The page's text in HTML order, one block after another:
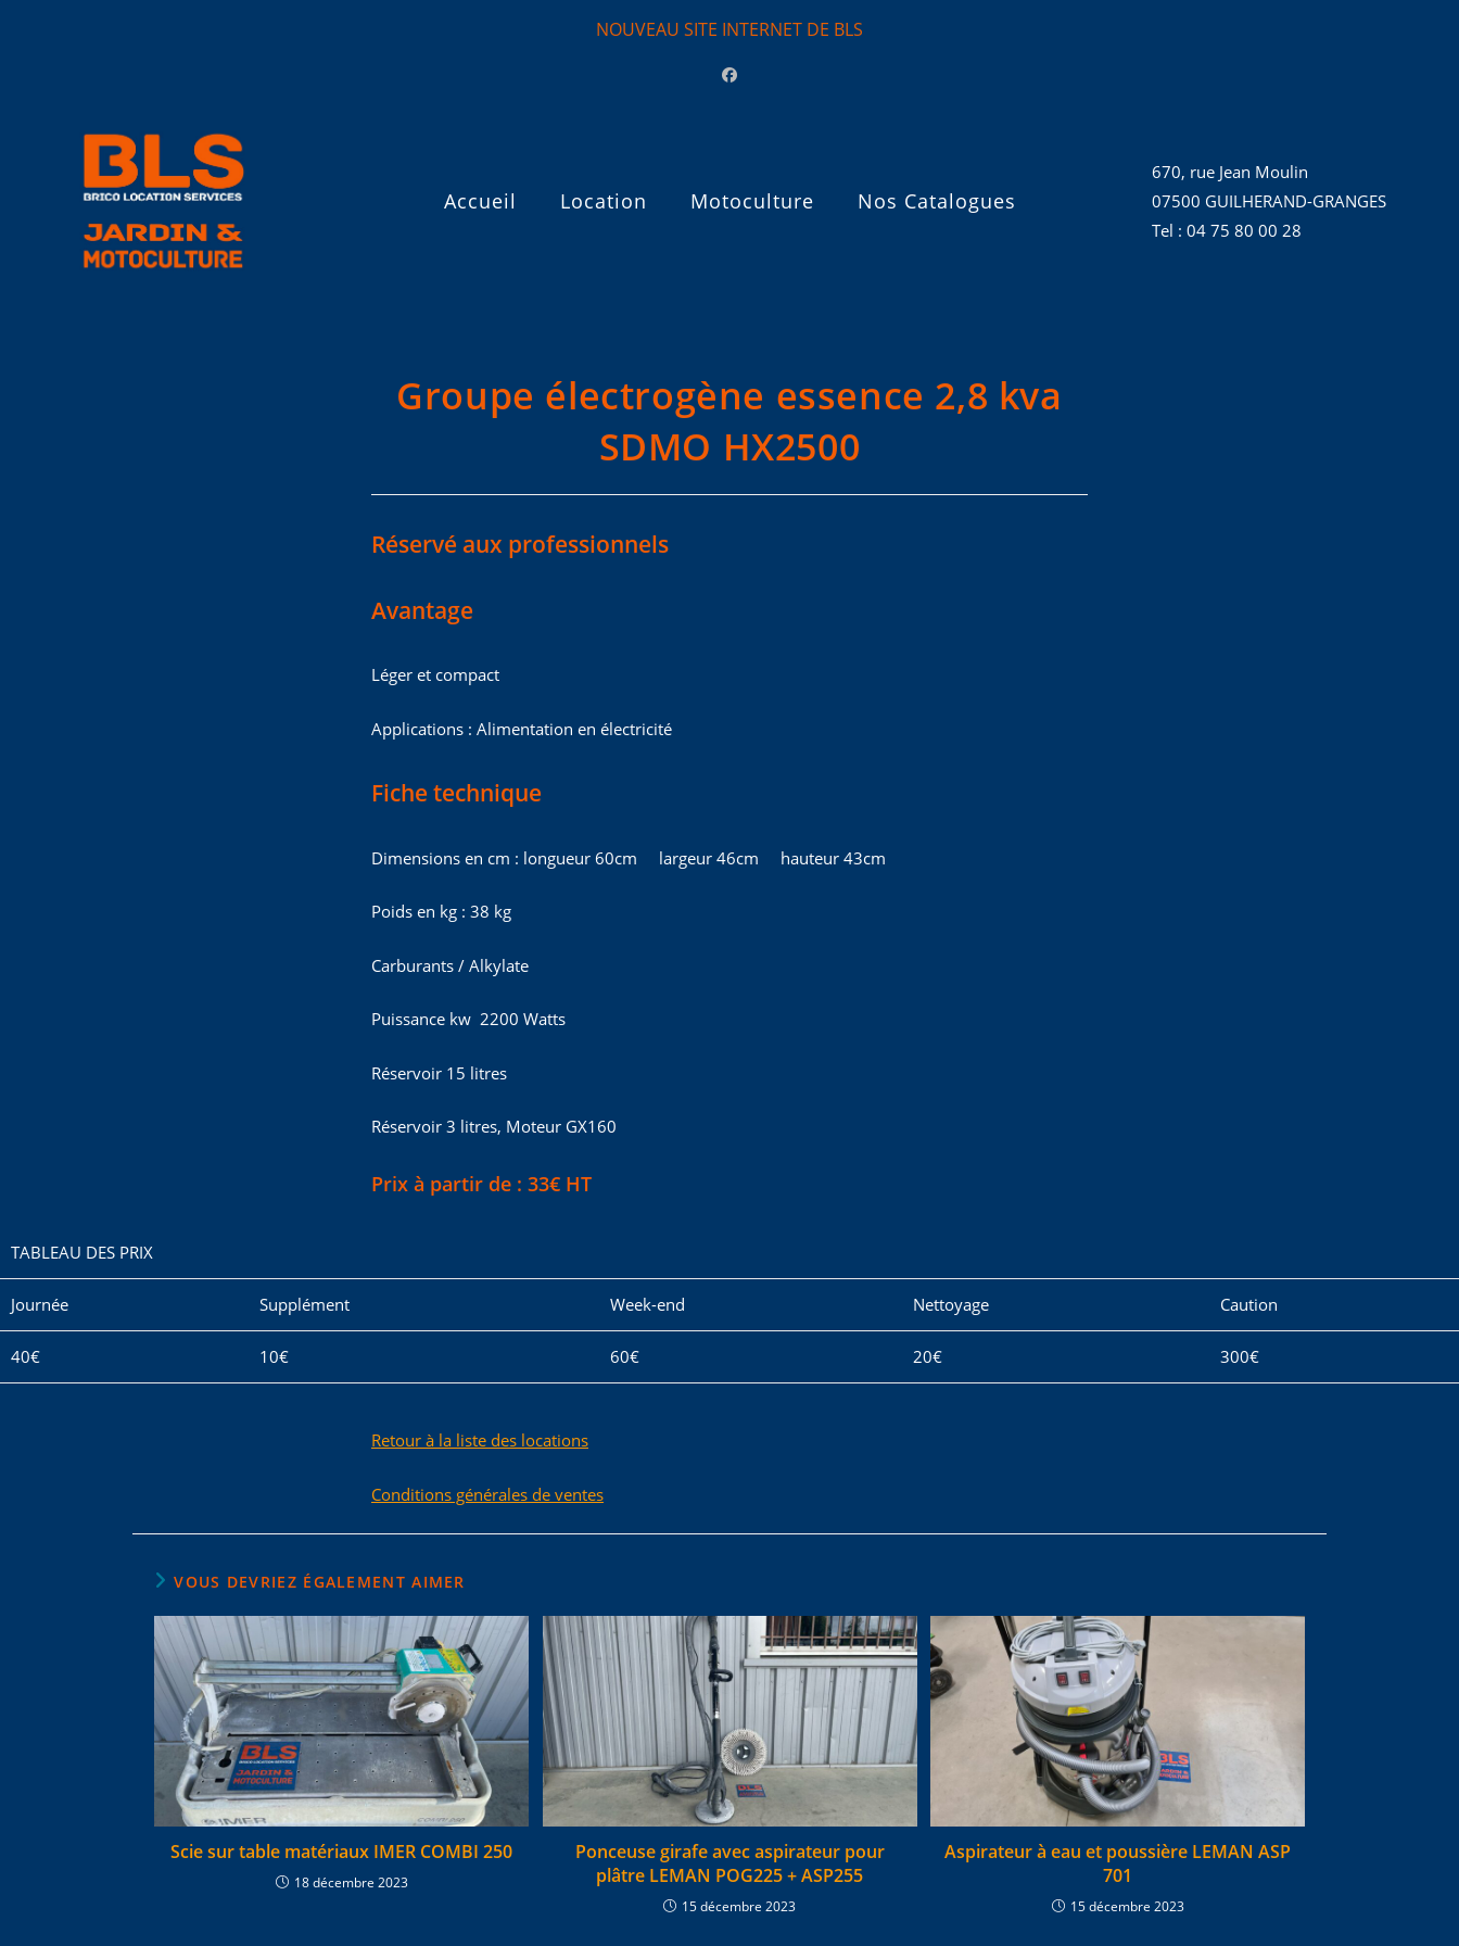
NOUVEAU SITE INTERNET DE BLS
670, rue Jean Moulin
07500 GUILHERAND-GRANGES
Tel : 04 75 80 00 28
Accueil Location Motoculture Nos Catalogues
Groupe électrogène essence 2,8 kva
SDMO HX2500
Réservé aux professionnels
Avantage
Léger et compact
Applications : Alimentation en électricité
Fiche technique
Dimensions en cm : longueur 60cm largeur 46cm hauteur 43cm
Poids en kg : 38 kg
Carburants / Alkylate
Puissance kw 2200 Watts
Réservoir 15 litres
Réservoir 3 litres, Moteur GX160
Prix à partir de : 33€ HT
TABLEAU DES PRIX
Journée Supplément Week-end Nettoyage Caution
40€ 10€ 60€ 20€ 300€
Retour à la liste des locations
Conditions générales de ventes
VOUS DEVRIEZ ÉGALEMENT AIMER
Scie sur table matériaux IMER COMBI 250
18 décembre 2023
Ponceuse girafe avec aspirateur pour
plâtre LEMAN POG225 + ASP255
15 décembre 2023
Aspirateur à eau et poussière LEMAN ASP
701
15 décembre 2023